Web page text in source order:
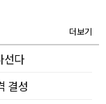
더보기
선다
결성